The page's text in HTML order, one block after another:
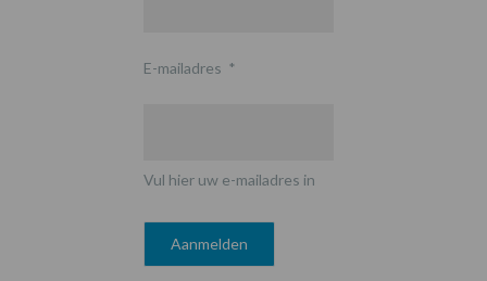
E-mailadres *
Vul hier uw e-mailadres in